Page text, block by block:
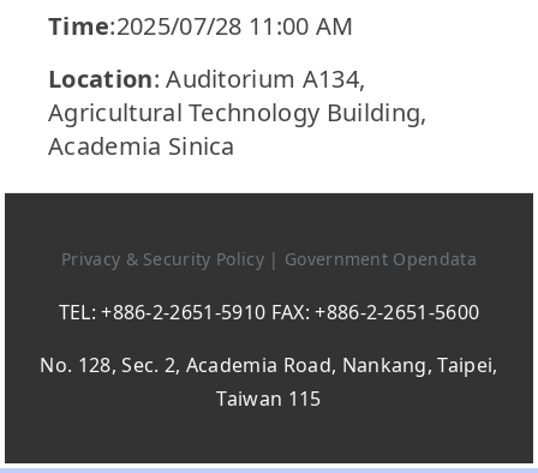
Time:2025/07/28 11:00 AM
Location: Auditorium A134,
Agricultural Technology Building,
Academia Sinica
Privacy & Security Policy | Government Opendata
TEL: +886-2-2651-5910 FAX: +886-2-2651-5600
No. 128, Sec. 2, Academia Road, Nankang, Taipei,
Taiwan 115